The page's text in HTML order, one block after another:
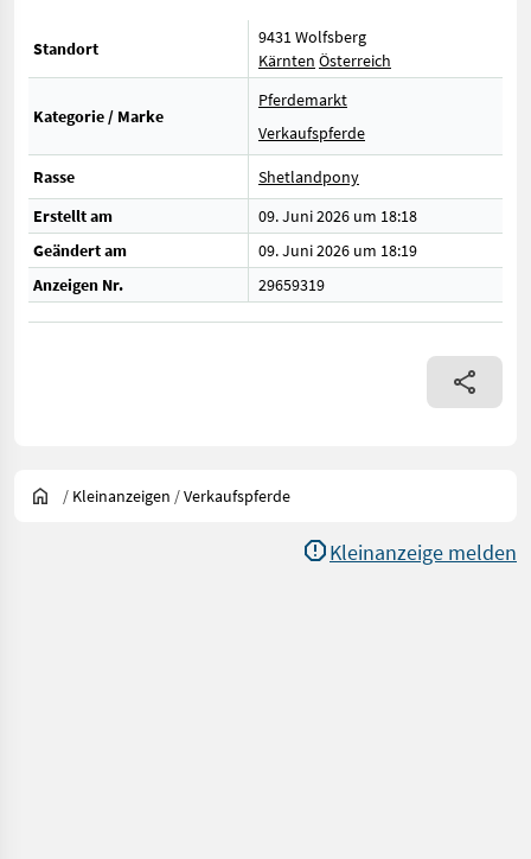
Standort
9431 Wolfsberg
Kärnten Österreich
Kategorie / Marke
Pferdemarkt
Verkaufspferde
Rasse
Shetlandpony
Erstellt am
09. Juni 2026 um 18:18
Geändert am
09. Juni 2026 um 18:19
Anzeigen Nr.
29659319
/ Kleinanzeigen /Verkaufspferde
Kleinanzeige melden